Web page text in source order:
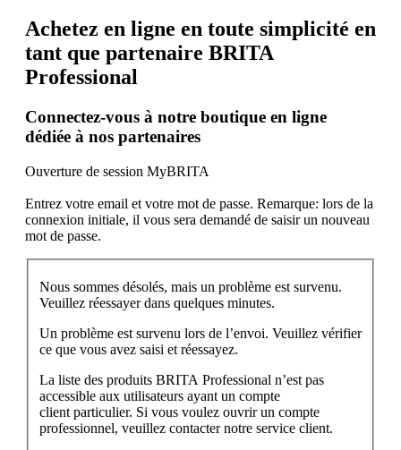
Achetez en ligne en toute simplicité en
tant que partenaire BRITA
Professional
Connectez-vous à notre boutique en ligne
dédiée à nos partenaires
Ouverture de session MyBRITA
Entrez votre email et votre mot de passe. Remarque: lors de la
connexion initiale, il vous sera demandé de saisir un nouveau
mot de passe.
Nous sommes désolés, mais un problème est survenu.
Veuillez réessayer dans quelques minutes.
Un problème est survenu lors de l’envoi. Veuillez vérifier
ce que vous avez saisi et réessayez.
La liste des produits BRITA Professional n’est pas
accessible aux utilisateurs ayant un compte
client particulier. Si vous voulez ouvrir un compte
professionnel, veuillez contacter notre service client.